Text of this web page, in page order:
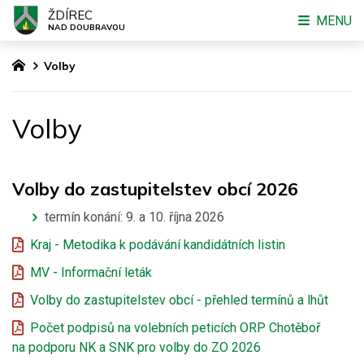
Volby
Volby
Volby do zastupitelstev obcí 2026
termín konání: 9. a 10. října 2026
Kraj - Metodika k podávání kandidátních listin
MV - Informační leták
Volby do zastupitelstev obcí - přehled termínů a lhůt
Počet podpisů na volebních peticích ORP Chotěboř
na podporu NK a SNK pro volby do ZO 2026
ŽDÍREC
NAD DOUBRAVOU MENU